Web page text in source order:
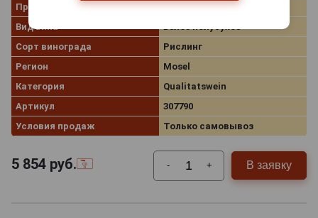
Производитель
Weingut Carl Loewen
Вид вина
Сорт винограда
Рислинг
Регион
Mosel
Категория
Qualitatswein
Артикул
307790
Условия продаж
Только самовывоз
5 854 руб. - + В заявку